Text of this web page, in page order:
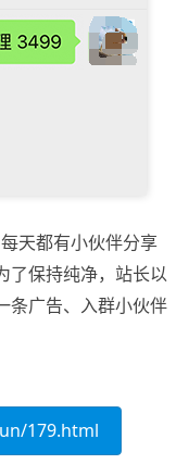
天都有小伙伴分享
了保持纯净，站长以
条广告、入群小伙伴
179.html